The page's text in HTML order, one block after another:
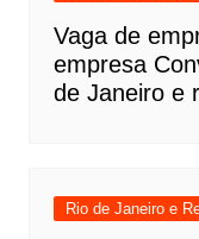
Vaga de
empresa
de Janeiro e
Rio de Janeiro e